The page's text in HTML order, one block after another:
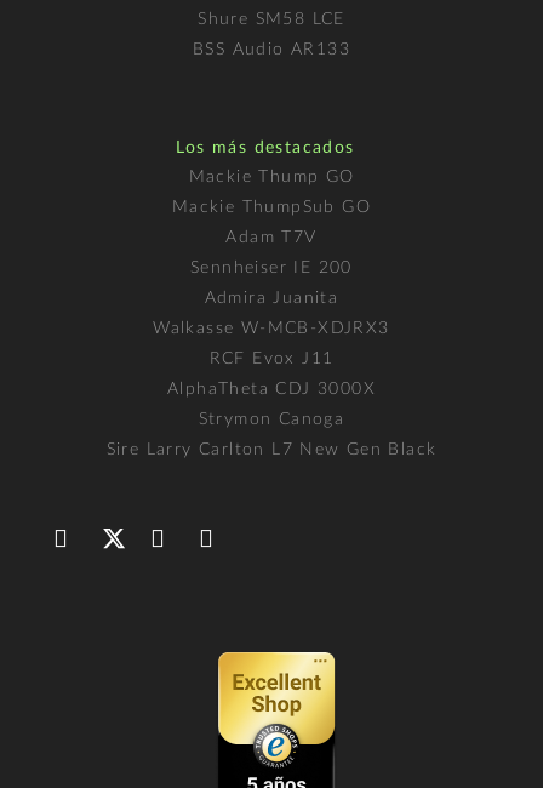
Shure SM58 LCE
BSS Audio AR133
Los más destacados
Mackie Thump GO
Mackie ThumpSub GO
Adam T7V
Sennheiser IE 200
Admira Juanita
Walkasse W-MCB-XDJRX3
RCF Evox J11
AlphaTheta CDJ 3000X
Strymon Canoga
Sire Larry Carlton L7 New Gen Black